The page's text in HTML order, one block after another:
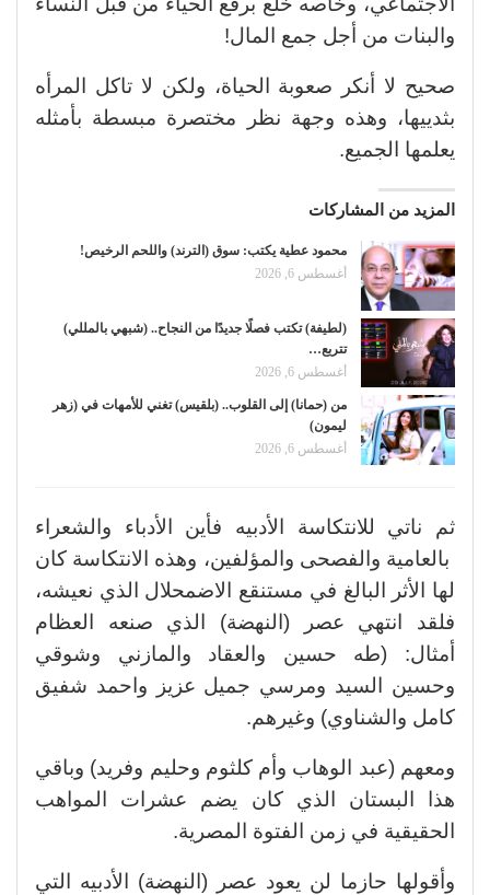
والبنات من أجل جمع المال!
صحيح لا أنكر صعوبة الحياة، ولكن لا تاكل المرأه
بثدييها، وهذه وجهة نظر مختصرة مبسطة بأمثله
يعلمها الجميع.
المزيد من المشاركات
محمود عطية يكتب: سوق (الترند) واللحم الرخيص!
أغسطس 6, 2026
(لطيفة) تكتب فصلًا جديدًا من النجاح.. (شبهي بالمللي)
تتربع…
أغسطس 6, 2026
من (حمانا) إلى القلوب.. (بلقيس) تغني للأمهات في (زهر
ليمون)
أغسطس 6, 2026
ثم ناتي للانتكاسة الأدبيه فأين الأدباء والشعراء
بالعامية والفصحى والمؤلفين، وهذه الانتكاسة كان
لها الأثر البالغ في مستنقع الاضمحلال الذي نعيشه،
فلقد انتهي عصر (النهضة) الذي صنعه العظام
أمثال: (طه حسين والعقاد والمازني وشوقي
وحسين السيد ومرسي جميل عزيز واحمد شفيق
كامل والشناوي) وغيرهم.
ومعهم (عبد الوهاب وأم كلثوم وحليم وفريد) وباقي
هذا البستان الذي كان يضم عشرات المواهب
الحقيقية في زمن الفتوة المصرية.
وأقولها حازما لن يعود عصر (النهضة) الأدبيه التي